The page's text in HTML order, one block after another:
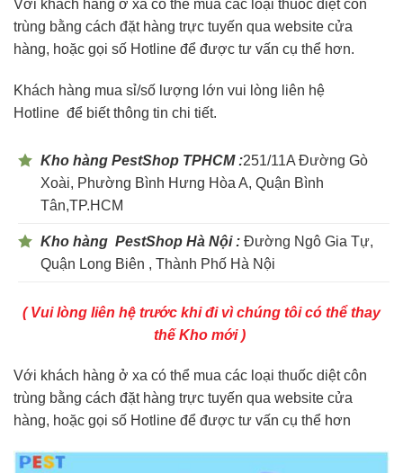
Với khách hàng ở xa có thể mua các loại thuốc diệt côn
trùng bằng cách đặt hàng trực tuyến qua website cửa
hàng, hoặc gọi số Hotline để được tư vấn cụ thể hơn.
Khách hàng mua sỉ/số lượng lớn vui lòng liên hệ
Hotline để biết thông tin chi tiết.
Kho hàng PestShop TPHCM :251/11A Đường Gò
Xoài, Phường Bình Hưng Hòa A, Quận Bình
Tân,TP.HCM
Kho hàng PestShop Hà Nội : Đường Ngô Gia Tự,
Quận Long Biên , Thành Phố Hà Nội
( Vui lòng liên hệ trước khi đi vì chúng tôi có thể thay
thế Kho mới )
Với khách hàng ở xa có thể mua các loại thuốc diệt côn
trùng bằng cách đặt hàng trực tuyến qua website cửa
hàng, hoặc gọi số Hotline để được tư vấn cụ thể hơn